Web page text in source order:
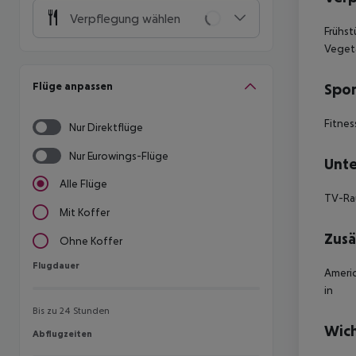
Verpflegung wählen
Flüge anpassen
Nur Direktflüge
Nur Eurowings-Flüge
Alle Flüge
Mit Koffer
Ohne Koffer
Flugdauer
Flugdauer
Bis zu 24 Stunden
Abflugzeiten
Abflugzeiten
TV-
in